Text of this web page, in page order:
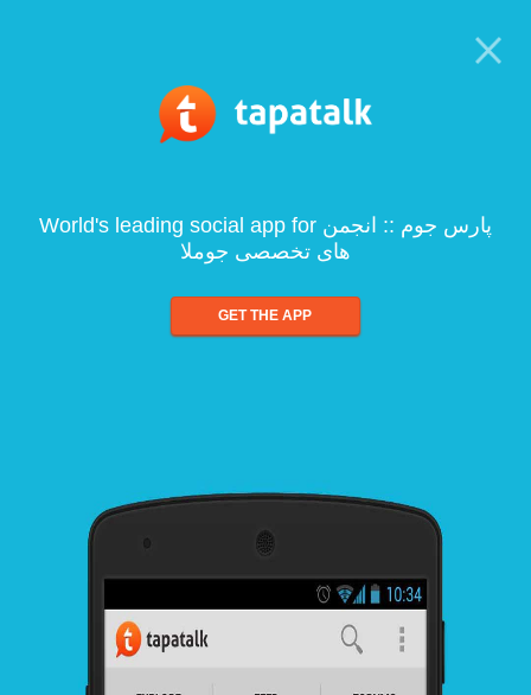
World's leading social app for پارس جوم :: انجمن
های تخصصی جوملا
GET THE APP